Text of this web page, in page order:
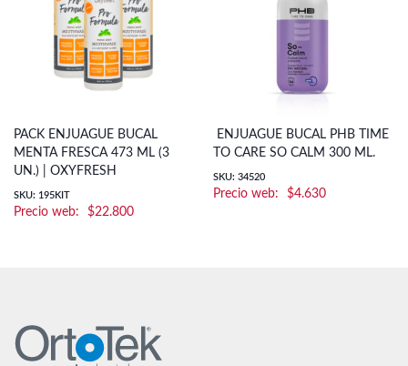
PACK ENJUAGUE BUCAL
MENTA FRESCA 473 ML (3
UN.) | OXYFRESH
SKU: 195KIT
$22.800
ENJUAGUE BUCAL PHB TIME
TO CARE SO CALM 300 ML.
SKU: 34520
$4.630